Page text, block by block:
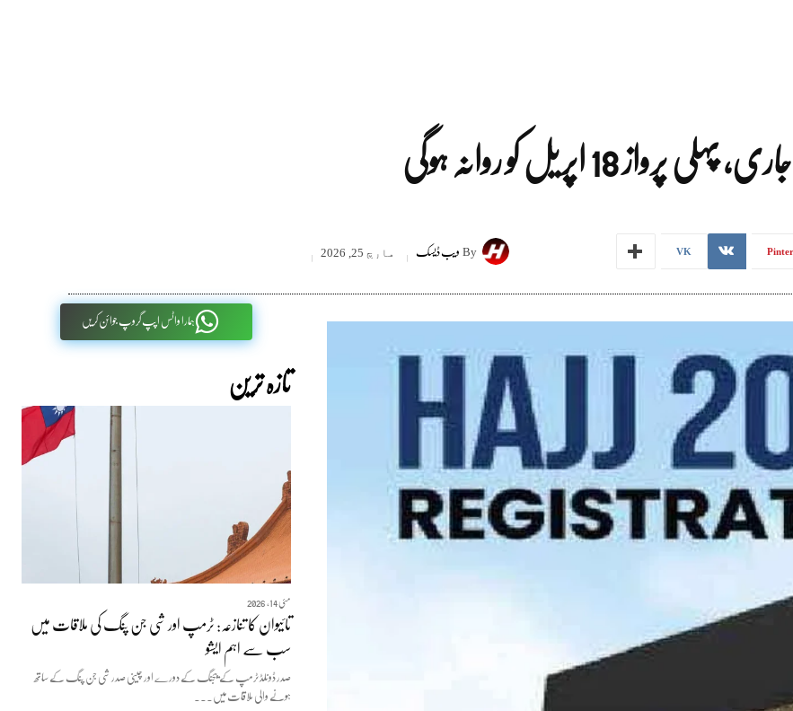
اپریل کو روانہ ہوگی
Byویب ڈیسک مارچ 25, 2026 VK
ہمارا واٹس اپپ گروپ جوائن کریں
تازہ ترین
مئی 14, 2026
تائیوان کا تنازعہ: ٹرمپ اور شی جن پنگ کی ملاقات میں
سب سے اہم ایشو
صدر ڈونلڈ ٹرمپ کے بیجنگ کے دورے اور چینی صدر شی جن پنگ کے ساتھ
ہونے والی ملاقات میں...